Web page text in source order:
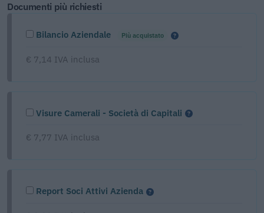
Documenti più richiesti
Bilancio Aziendale Più acquistato
€ 7,14 IVA inclusa
Visure Camerali - Società di Capitali
€ 7,77 IVA inclusa
Report Soci Attivi Azienda